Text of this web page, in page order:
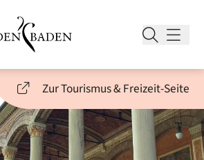
Zur Tourismus & Freizeit-Seite